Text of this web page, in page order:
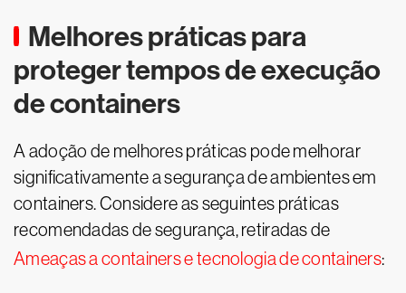
Melhores práticas para
proteger tempos de execução
de containers
A adoção de melhores práticas pode melhorar
significativamente a segurança de ambientes em
containers. Considere as seguintes práticas
recomendadas de segurança, retiradas de
Ameaças a containers e tecnologia de containers: